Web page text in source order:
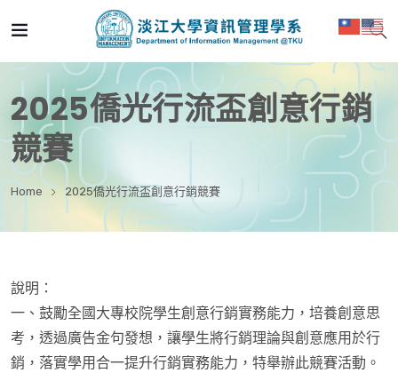
2025僑光行流盃創意行銷
競賽
Home 2025僑光行流盃創意行銷競賽
說明：
一、鼓勵全國大專校院學生創意行銷實務能力，培養創意思
考，透過廣告金句發想，讓學生將行銷理論與創意應用於行
銷，落實學用合一提升行銷實務能力，特舉辦此競賽活動。